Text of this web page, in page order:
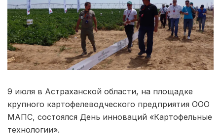
9 июля в Астраханской области, на площадке
крупного картофелеводческого предприятия ООО
МАПС, состоялся День инноваций «Картофельные
технологии».